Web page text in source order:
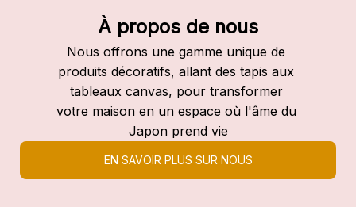
À propos de nous
Nous offrons une gamme unique de
produits décoratifs, allant des tapis aux
tableaux canvas, pour transformer
votre maison en un espace où l'âme du
Japon prend vie
EN SAVOIR PLUS SUR NOUS